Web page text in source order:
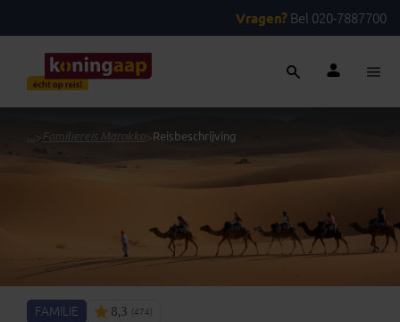
Vragen? Bel 020-7887700
> Familiereis Marokko >Reisbeschrijving
FAMILIE 8,3 (474)